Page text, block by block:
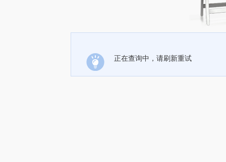
正在查询中，请刷新重试